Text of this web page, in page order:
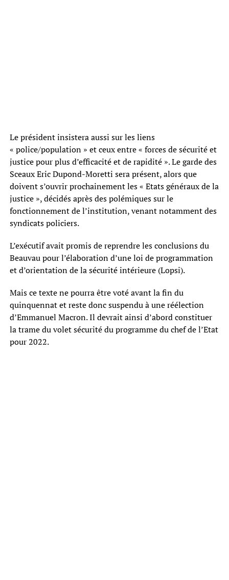
Le président insistera aussi sur les liens
« police/population » et ceux entre « forces de sécurité et
justice pour plus d’efficacité et de rapidité ». Le garde des
Sceaux Eric Dupond-Moretti sera présent, alors que
doivent s’ouvrir prochainement les « Etats généraux de la
justice », décidés après des polémiques sur le
fonctionnement de l’institution, venant notamment des
syndicats policiers.
L’exécutif avait promis de reprendre les conclusions du
Beauvau pour l’élaboration d’une loi de programmation
et d’orientation de la sécurité intérieure (Lopsi).
Mais ce texte ne pourra être voté avant la fin du
quinquennat et reste donc suspendu à une réélection
d’Emmanuel Macron. Il devrait ainsi d’abord constituer
la trame du volet sécurité du programme du chef de l’Etat
pour 2022.